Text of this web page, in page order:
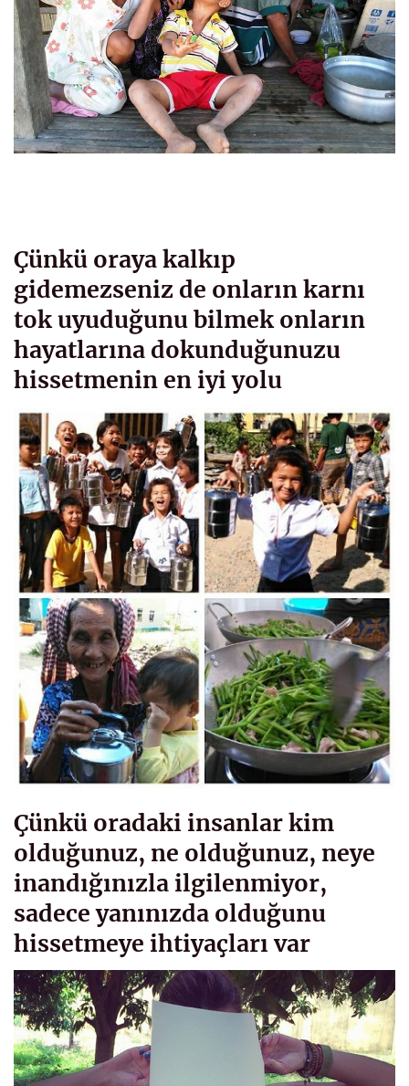
Çünkü oraya kalkıp
gidemezseniz de onların karnı
tok uyuduğunu bilmek onların
hayatlarına dokunduğunuzu
hissetmenin en iyi yolu
Çünkü oradaki insanlar kim
olduğunuz, ne olduğunuz, neye
inandığınızla ilgilenmiyor,
sadece yanınızda olduğunu
hissetmeye ihtiyaçları var